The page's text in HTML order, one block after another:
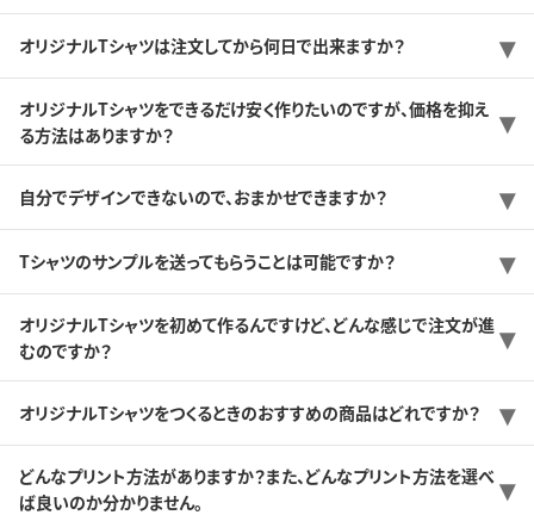
オリジナルTシャツは注文してから何日で出来ますか？
オリジナルTシャツをできるだけ安く作りたいのですが、価格を抑え
る方法はありますか？
自分でデザインできないので、おまかせできますか？
Tシャツのサンプルを送ってもらうことは可能ですか？
オリジナルTシャツを初めて作るんですけど、どんな感じで注文が進
むのですか？
オリジナルTシャツをつくるときのおすすめの商品はどれですか？
どんなプリント方法がありますか？また、どんなプリント方法を選べ
ば良いのか分かりません。